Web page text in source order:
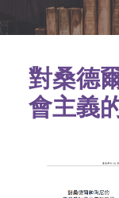
對桑德
會主義